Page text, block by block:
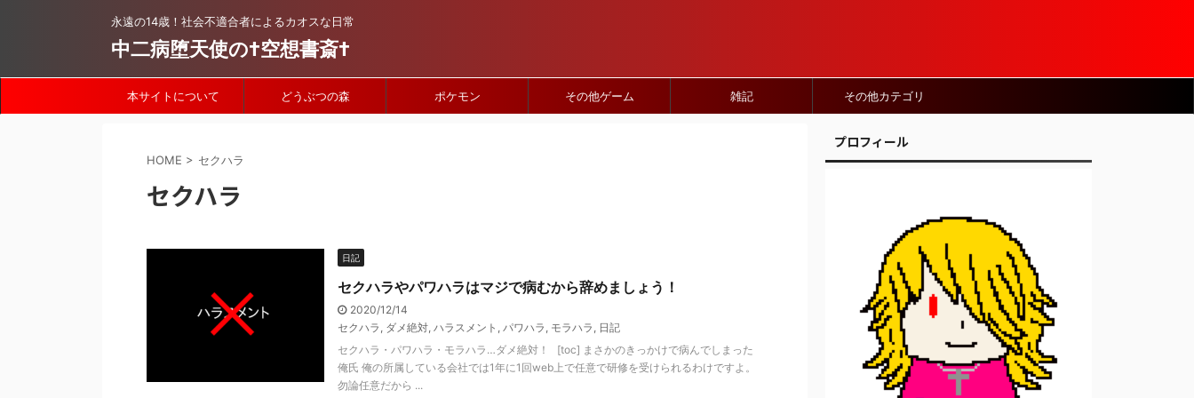
永遠の14歳！社会不適合者によるカオスな日常
中二病堕天使の†空想書斎†
本サイトについて どうぶつの森 ポケモン その他ゲーム 雑記 その他カテゴリ
HOME > セクハラ
セクハラ
日記
セクハラやパワハラはマジで病むから辞めましょう！
2020/12/14
セクハラ , ダメ絶対, ハラスメント , パワハラ , モラハラ , 日記
セクハラ・パワハラ・モラハラ…ダメ絶対！ [toc] まさかのきっかけで病んでしまった
俺氏 俺の所属している会社では1年に1回web上で任意で研修を受けられるわけですよ。
勿論任意だから ...
プロフィール